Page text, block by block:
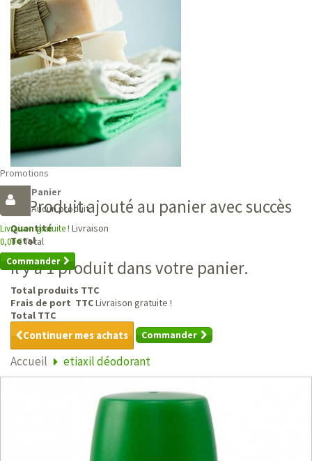
Promotions
Panier
Aucun produit
Livraison gratuite ! Livraison
0,00 €Total
Commander
Produit ajouté au panier avec succès
Quantité
Total
Il y a 1 produit dans votre panier.
Total produits TTC
Frais de port TTCLivraison gratuite !
Total TTC
Continuer mes achats Commander
Accueil etiaxil déodorant